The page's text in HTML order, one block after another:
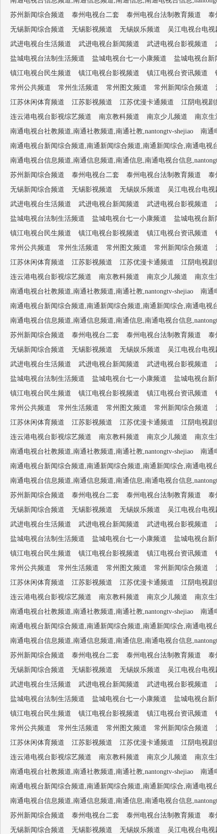
苏州新闻综合频道
泰州电视台二套 泰州电视台法制教育频道
泰
无锡新闻综合频道
无锡影视频道 无锡娱乐频道
吴江电视台电视
武进电视台生活频道
武进电视台新闻频道 武进电视台影视频道
盐城电视台法制生活频道
盐城电视台七一小康频道
盐城电视台新
镇江电视台民生频道
镇江电视台影视频道 镇江电视台资讯频道
常州公共频道
常州生活频道 常州图文频道 常州新闻综合频道
江苏休闲体育频道
江苏影视频道 江苏优漫卡通频道
江阴电视剧
连云港电视台影视综艺频道
南京教科频道 南京少儿频道
南京生
南通电视台社教频道,南通社教频道,南通社教,nantongtv-shejiao
南通
南通电视台新闻综合频道,南通新闻综合频道,南通新闻综合,南通电视
南通电视台信息频道,南通信息频道,南通信息,南通电视台信息
苏州新闻综合频道
泰州电视台二套 泰州电视台法制教育频道
泰
无锡新闻综合频道
无锡影视频道 无锡娱乐频道
吴江电视台电视
武进电视台生活频道
武进电视台新闻频道 武进电视台影视频道
盐城电视台法制生活频道
盐城电视台七一小康频道
盐城电视台新
镇江电视台民生频道
镇江电视台影视频道 镇江电视台资讯频道
常州公共频道
常州生活频道 常州图文频道 常州新闻综合频道
江苏休闲体育频道
江苏影视频道 江苏优漫卡通频道
江阴电视剧
连云港电视台影视综艺频道
南京教科频道 南京少儿频道
南京生
南通电视台社教频道,南通社教频道,南通社教,nantongtv-shejiao
南通
南通电视台新闻综合频道,南通新闻综合频道,南通新闻综合,南通电视
南通电视台信息频道,南通信息频道,南通信息,南通电视台信息
苏州新闻综合频道
泰州电视台二套 泰州电视台法制教育频道
泰
无锡新闻综合频道
无锡影视频道 无锡娱乐频道
吴江电视台电视
武进电视台生活频道
武进电视台新闻频道 武进电视台影视频道
盐城电视台法制生活频道
盐城电视台七一小康频道
盐城电视台新
镇江电视台民生频道
镇江电视台影视频道 镇江电视台资讯频道
常州公共频道
常州生活频道 常州图文频道 常州新闻综合频道
江苏休闲体育频道
江苏影视频道 江苏优漫卡通频道
江阴电视剧
连云港电视台影视综艺频道
南京教科频道 南京少儿频道
南京生
南通电视台社教频道,南通社教频道,南通社教,nantongtv-shejiao
南通
南通电视台新闻综合频道,南通新闻综合频道,南通新闻综合,南通电视
南通电视台信息频道,南通信息频道,南通信息,南通电视台信息
苏州新闻综合频道
泰州电视台二套 泰州电视台法制教育频道
泰
无锡新闻综合频道
无锡影视频道 无锡娱乐频道
吴江电视台电视
武进电视台生活频道
武进电视台新闻频道 武进电视台影视频道
盐城电视台法制生活频道
盐城电视台七一小康频道
盐城电视台新
镇江电视台民生频道
镇江电视台影视频道 镇江电视台资讯频道
常州公共频道
常州生活频道 常州图文频道 常州新闻综合频道
江苏休闲体育频道
江苏影视频道 江苏优漫卡通频道
江阴电视剧
连云港电视台影视综艺频道
南京教科频道 南京少儿频道
南京生
南通电视台社教频道,南通社教频道,南通社教,nantongtv-shejiao
南通
南通电视台新闻综合频道,南通新闻综合频道,南通新闻综合,南通电视
南通电视台信息频道,南通信息频道,南通信息,南通电视台信息
苏州新闻综合频道
泰州电视台二套 泰州电视台法制教育频道
泰
无锡新闻综合频道
无锡影视频道 无锡娱乐频道
吴江电视台电视
武进电视台生活频道
武进电视台新闻频道 武进电视台影视频道
盐城电视台法制生活频道
盐城电视台七一小康频道
盐城电视台新
镇江电视台民生频道
镇江电视台影视频道 镇江电视台资讯频道
常州公共频道
常州生活频道 常州图文频道 常州新闻综合频道
江苏休闲体育频道
江苏影视频道 江苏优漫卡通频道
江阴电视剧
连云港电视台影视综艺频道
南京教科频道 南京少儿频道
南京生
南通电视台社教频道,南通社教频道,南通社教,nantongtv-shejiao
南通
南通电视台新闻综合频道,南通新闻综合频道,南通新闻综合,南通电视
南通电视台信息频道,南通信息频道,南通信息,南通电视台信息
苏州新闻综合频道
泰州电视台二套 泰州电视台法制教育频道
泰
无锡新闻综合频道
无锡影视频道 无锡娱乐频道 吴江电视台电视